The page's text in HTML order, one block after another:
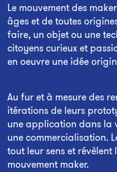
Le mouvement des
âges et de toutes
faire, un objet ou une
citoyens curieux et
en oeuvre une idée
Au fur et à mesure des
itérations de leurs
une application dans la
une commercialisation.
tout leur sens et
mouvement maker.